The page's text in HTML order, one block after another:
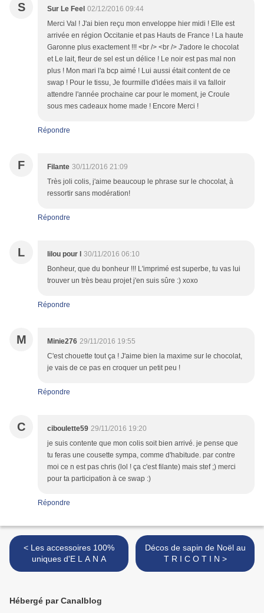
S Sur Le Feel 02/12/2016 09:44
Merci Val ! J'ai bien reçu mon enveloppe hier midi ! Elle est
arrivée en région Occitanie et pas Hauts de France ! La haute
Garonne plus exactement !!! <br /> <br /> J'adore le chocolat
et Le lait, fleur de sel est un délice ! Le noir est pas mal non
plus ! Mon mari l'a bcp aimé ! Lui aussi était content de ce
swap ! Pour le tissu, Je fourmille d'idées mais il va falloir
attendre l'année prochaine car pour le moment, je Croule
sous mes cadeaux home made ! Encore Merci !
Répondre
F Filante 30/11/2016 21:09
Très joli colis, j'aime beaucoup le phrase sur le chocolat, à
ressortir sans modération!
Répondre
L lilou pour l
30/11/2016 06:10
Bonheur, que du bonheur !!! L'imprimé est superbe, tu vas lui
trouver un très beau projet j'en suis sûre :) xoxo
Répondre
M Minie276 29/11/2016 19:55
C'est chouette tout ça ! J'aime bien la maxime sur le chocolat,
je vais de ce pas en croquer un petit peu !
Répondre
C ciboulette59 29/11/2016 19:20
je suis contente que mon colis soit bien arrivé. je pense que
tu feras une cousette sympa, comme d'habitude. par contre
moi ce n est pas chris (lol ! ça c'est filante) mais stef ;) merci
pour ta participation à ce swap :)
Répondre
< Les accessoires 100%
uniques d'E L A N A
Décos de sapin de Noël au
T R I C O T I N >
Hébergé par Canalblog